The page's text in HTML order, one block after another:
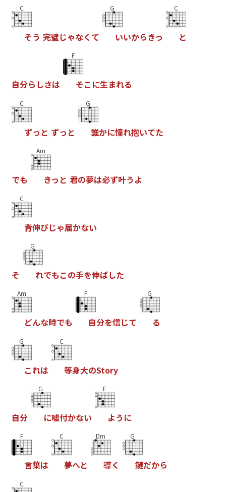
C
そう 完璧じゃなく て
G
いいからきっ
C
と
自分ら しさは
F
そこ に生まれる
C
ずっ と ずっ と
G
誰かに憧れ抱いてた
でも
Am
きっ と 君の夢は必ず叶う よ
C
背伸びじゃ届かない
そ
G
れでもこの手を伸ばした
Am
どんな時でも
F
自分を信じて
G
る
G
これは
C
等身大のStory
自分
G
に嘘付かない
E
よう に
F
言葉は
C
夢へと
Dm
導く
G
鍵だから
C